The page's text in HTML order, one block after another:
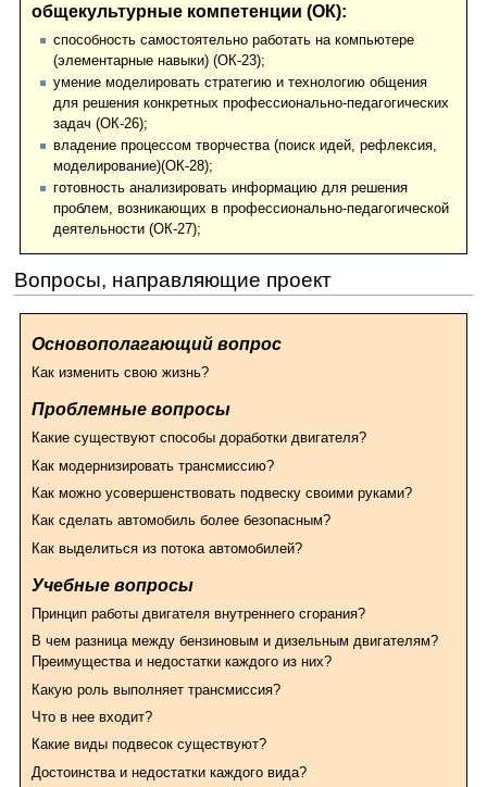
общекультурные компетенции (ОК):
способность самостоятельно работать на компьютере
(элементарные навыки) (ОК-23);
умение моделировать стратегию и технологию общения
для решения конкретных профессионально-педагогических
задач (ОК-26);
владение процессом творчества (поиск идей, рефлексия,
моделирование)(ОК-28);
готовность анализировать информацию для решения
проблем, возникающих в профессионально-педагогической
деятельности (ОК-27);
Вопросы, направляющие проект
Основополагающий вопрос
Как изменить свою жизнь?
Проблемные вопросы
Какие существуют способы доработки двигателя?
Как модернизировать трансмиссию?
Как можно усовершенствовать подвеску своими руками?
Как сделать автомобиль более безопасным?
Как выделиться из потока автомобилей?
Учебные вопросы
Принцип работы двигателя внутреннего сгорания?
В чем разница между бензиновым и дизельным двигателям?
Преимущества и недостатки каждого из них?
Какую роль выполняет трансмиссия?
Что в нее входит?
Какие виды подвесок существуют?
Достоинства и недостатки каждого вида?